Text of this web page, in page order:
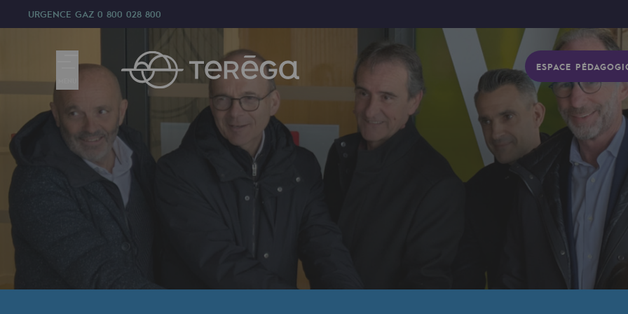
URGENCE GAZ 0 800 028 800
ESPACE
Nous sommes
Nous sommes
80 ans d'histoire
Accélérateur de la transition énergétique